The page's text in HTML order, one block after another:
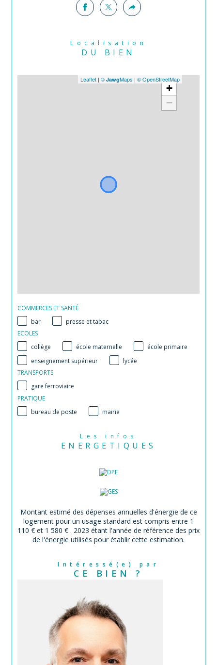
Localisation
DU BIEN
+
−
Leaflet | © JawgMaps | © OpenStreetMap
COMMERCES ET SANTÉ
bar
presse et tabac
ECOLES
collège
école maternelle
école primaire
enseignement supérieur
lycée
TRANSPORTS
gare ferroviaire
PRATIQUE
bureau de poste
mairie
Les infos
ENERGETIQUES
Montant estimé des dépenses annuelles d'énergie de ce
logement pour un usage standard est compris entre 1
110 € et 1 580 € . 2023 étant l'année de référence des prix
de l'énergie utilisés pour établir cette estimation.
Intéressé(e) par
CE BIEN ?